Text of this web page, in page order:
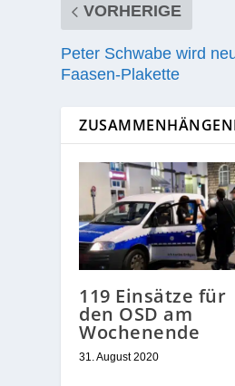
VORHERIGE
Peter Schwabe wird
Faasen-Plakette
119 Einsätze für
den OSD am
Wochenende
31. August 2020